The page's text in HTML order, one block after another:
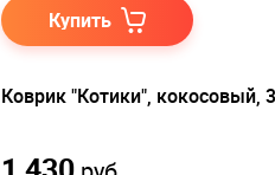
Купить
Коврик "Котики", кокосовый,